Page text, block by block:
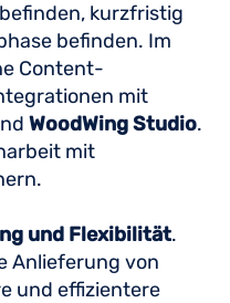
kurzfristig
befinden. Im
Content-
mit
WoodWing Studio.
mit
und Flexibilität.
Anlieferung von
und effizientere